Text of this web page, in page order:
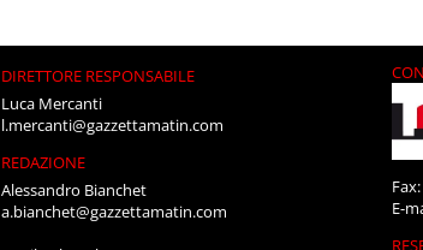
DIRETTORE RESPONSABILE
Luca Mercanti
l.mercanti@gazzettamatin.com
REDAZIONE
Alessandro Bianchet
a.bianchet@gazzettamatin.com
E-